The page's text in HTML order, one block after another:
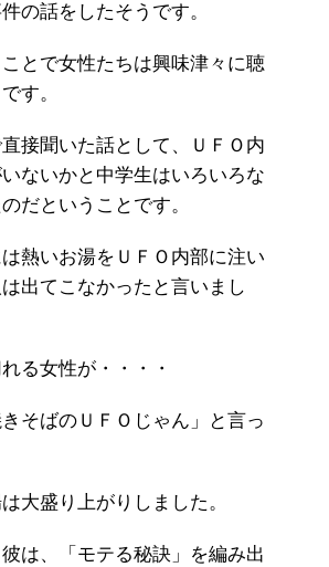
の話をしたそうです。
とで女性たちは興味津々に聴
す。
接聞いた話として、ＵＦＯ内
ないかと中学生はいろいろな
だということです。
熱いお湯をＵＦＯ内部に注い
出てこなかったと言いまし
る女性が・・・・
きそばのＵＦＯじゃん」と言っ
大盛り上がりしました。
は、「モテる秘訣」を編み出